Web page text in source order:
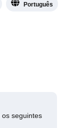
Português
seguintes